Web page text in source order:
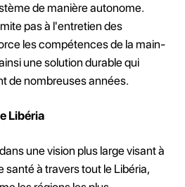
de manière autonome.
pas à l'entretien des
les compétences de la main-
une solution durable qui
de nombreuses années.
Libéria
une vision plus large visant à
santé à travers tout le Libéria,